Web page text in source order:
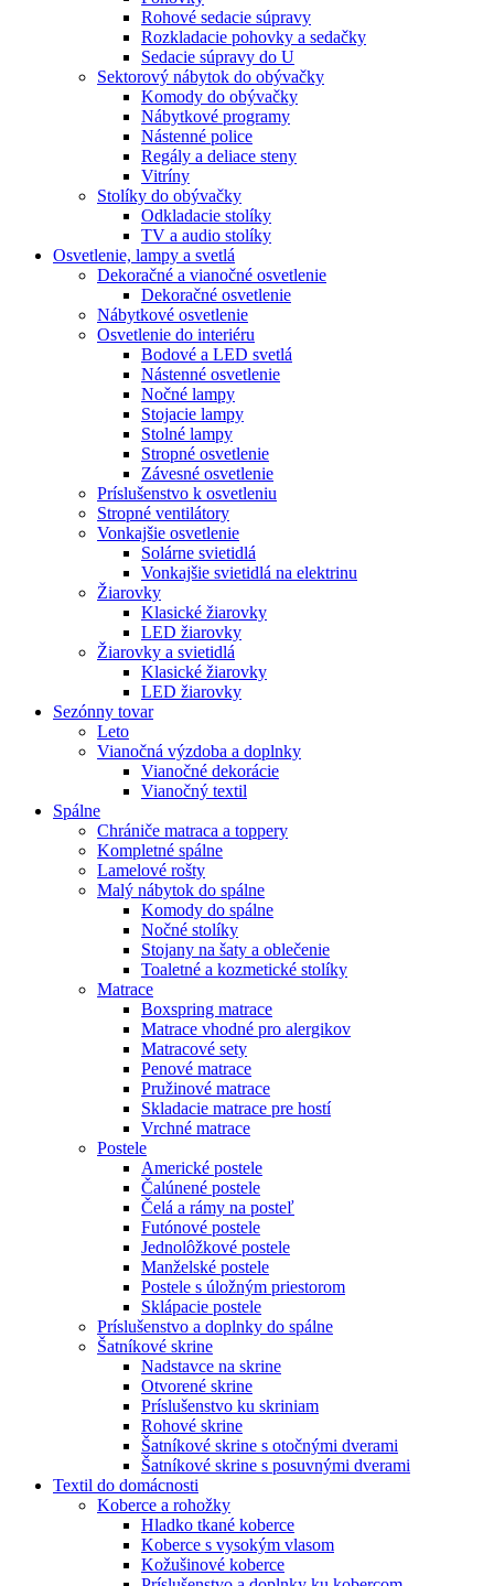
Rohové sedacie súpravy
Rozkladacie pohovky a sedačky
Sedacie súpravy do U
Sektorový nábytok do obývačky
Komody do obývačky
Nábytkové programy
Nástenné police
Regály a deliace steny
Vitríny
Stolíky do obývačky
Odkladacie stolíky
TV a audio stolíky
Osvetlenie, lampy a svetlá
Dekoračné a vianočné osvetlenie
Dekoračné osvetlenie
Nábytkové osvetlenie
Osvetlenie do interiéru
Bodové a LED svetlá
Nástenné osvetlenie
Nočné lampy
Stojacie lampy
Stolné lampy
Stropné osvetlenie
Závesné osvetlenie
Príslušenstvo k osvetleniu
Stropné ventilátory
Vonkajšie osvetlenie
Solárne svietidlá
Vonkajšie svietidlá na elektrinu
Žiarovky
Klasické žiarovky
LED žiarovky
Žiarovky a svietidlá
Klasické žiarovky
LED žiarovky
Sezónny tovar
Leto
Vianočná výzdoba a doplnky
Vianočné dekorácie
Vianočný textil
Spálne
Chrániče matraca a toppery
Kompletné spálne
Lamelové rošty
Malý nábytok do spálne
Komody do spálne
Nočné stolíky
Stojany na šaty a oblečenie
Toaletné a kozmetické stolíky
Matrace
Boxspring matrace
Matrace vhodné pro alergikov
Matracové sety
Penové matrace
Pružinové matrace
Skladacie matrace pre hostí
Vrchné matrace
Postele
Americké postele
Čalúnené postele
Čelá a rámy na posteľ
Futónové postele
Jednolôžkové postele
Manželské postele
Postele s úložným priestorom
Sklápacie postele
Príslušenstvo a doplnky do spálne
Šatníkové skrine
Nadstavce na skrine
Otvorené skrine
Príslušenstvo ku skriniam
Rohové skrine
Šatníkové skrine s otočnými dverami
Šatníkové skrine s posuvnými dverami
Textil do domácnosti
Koberce a rohožky
Hladko tkané koberce
Koberce s vysokým vlasom
Kožušinové koberce